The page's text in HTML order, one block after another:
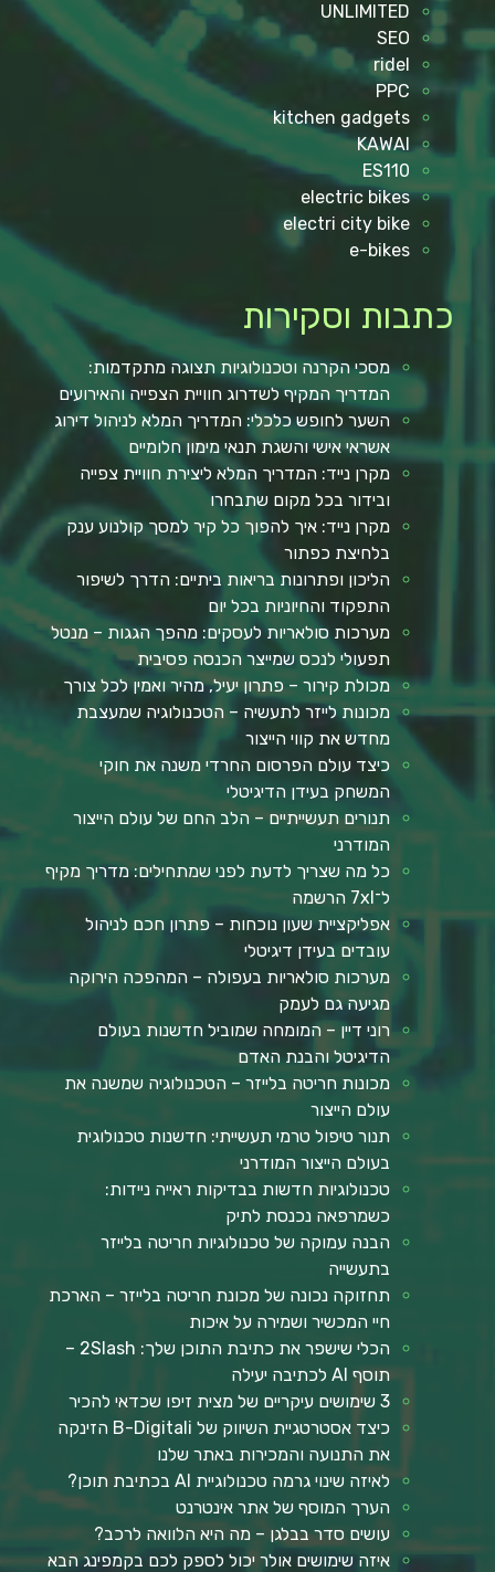
UNLIMITED
SEO
ridel
PPC
kitchen gadgets
KAWAI
ES110
electric bikes
electri city bike
e-bikes
כתבות וסקירות
מסכי הקרנה וטכנולוגיות תצוגה מתקדמות:
המדריך המקיף לשדרוג חוויית הצפייה והאירועים
השער לחופש כלכלי: המדריך המלא לניהול דירוג
אשראי אישי והשגת תנאי מימון חלומיים
מקרן נייד: המדריך המלא ליצירת חוויית צפייה
ובידור בכל מקום שתבחרו
מקרן נייד: איך להפוך כל קיר למסך קולנוע ענק
בלחיצת כפתור
הליכון ופתרונות בריאות ביתיים: הדרך לשיפור
התפקוד והחיוניות בכל יום
מערכות סולאריות לעסקים: מהפך הגגות – מנטל
תפעולי לנכס שמייצר הכנסה פסיבית
מכולת קירור – פתרון יעיל, מהיר ואמין לכל צורך
מכונות לייזר לתעשיה – הטכנולוגיה שמעצבת
מחדש את קווי הייצור
כיצד עולם הפרסום החרדי משנה את חוקי
המשחק בעידן הדיגיטלי
תנורים תעשייתיים – הלב החם של עולם הייצור
המודרני
כל מה שצריך לדעת לפני שמתחילים: מדריך מקיף
ל־7xl הרשמה
אפליקציית שעון נוכחות – פתרון חכם לניהול
עובדים בעידן דיגיטלי
מערכות סולאריות בעפולה – המהפכה הירוקה
מגיעה גם לעמק
רוני דיין – המומחה שמוביל חדשנות בעולם
הדיגיטל והבנת האדם
מכונות חריטה בלייזר – הטכנולוגיה שמשנה את
עולם הייצור
תנור טיפול טרמי תעשייתי: חדשנות טכנולוגית
בעולם הייצור המודרני
טכנולוגיות חדשות בבדיקות ראייה ניידות:
כשמרפאה נכנסת לתיק
הבנה עמוקה של טכנולוגיות חריטה בלייזר
בתעשייה
תחזוקה נכונה של מכונת חריטה בלייזר – הארכת
חיי המכשיר ושמירה על איכות
הכלי שישפר את כתיבת התוכן שלך: 2Slash –
תוסף AI לכתיבה יעילה
3 שימושים עיקריים של מצית זיפו שכדאי להכיר
כיצד אסטרטגיית השיווק של B-Digitali הזינקה
את התנועה והמכירות באתר שלנו
לאיזה שינוי גרמה טכנולוגיית AI בכתיבת תוכן?
הערך המוסף של אתר אינטרנט
עושים סדר בבלגן – מה היא הלוואה לרכב?
איזה שימושים אולר יכול לספק לכם בקמפינג הבא